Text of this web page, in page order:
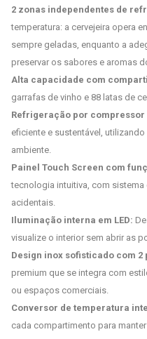
2 zonas independentes de
temperatura: a cervejeira opera
sempre geladas, enquanto a
preservar os sabores e aromas
Alta capacidade com
garrafas de vinho e 88 latas de
Refrigeração por
eficiente e sustentável,
ambiente.
Painel Touch Screen com
tecnologia intuitiva, com
acidentais.
Iluminação interna em LED:
visualize o interior sem abrir as
Design inox sofisticado com
premium que se integra com
ou espaços comerciais.
Conversor de temperatura
cada compartimento para